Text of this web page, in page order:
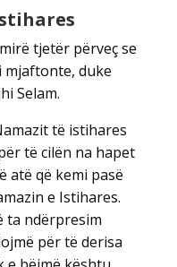
tjetër përveç se
mjaftonte, duke
Selam.
të istihares
të cilën na hapet
atë që kemi pasë
e Istihares.
ta ndërpresim
për të derisa